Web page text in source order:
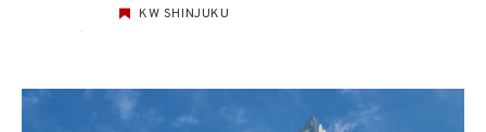
5.1 当社は、適正に個人情報を取得し、偽りその他不正の手段により取得しません。
(1) 第4.1項第1号から第4号までのいずれかに該当する場合
(2) 学術研究機関等から要配慮個人情報を取得する場合であって、当該要配慮個人情報
を学術研究目的で取得する必要があるとき（当該要配慮個人情報を取得する目的の一
KW SHINJUKU